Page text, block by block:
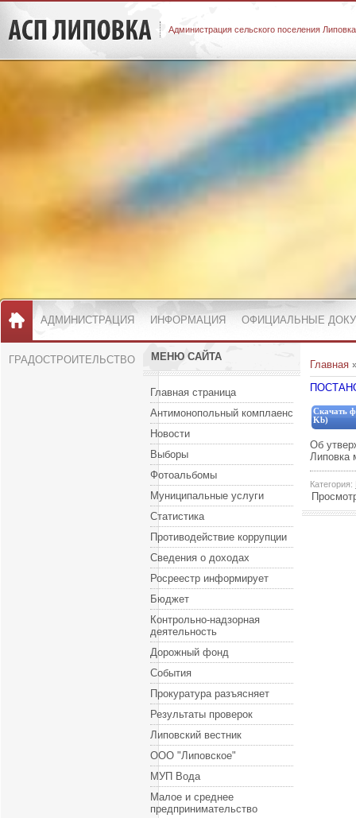
Администрация сельского поселения
АДМИНИСТРАЦИЯ ИНФОРМАЦИЯ ОФИЦИАЛЬНЫЕ
ГРАДОСТРОИТЕЛЬСТВО МЕНЮ САЙТА
Главная страница
Антимонопольный комплаенс
Новости
Выборы
Фотоальбомы
Муниципальные услуги
Статистика
Противодействие коррупции
Сведения о доходах
Росреестр информирует
Бюджет
Контрольно-надзорная
деятельность
Дорожный фонд
События
Прокуратура разъясняет
Результаты проверок
Липовский вестник
ООО "Липовское"
МУП Вода
Малое и среднее
предпринимательство
Главная
Скачать
Kb)
Об
Липовка
Категория: